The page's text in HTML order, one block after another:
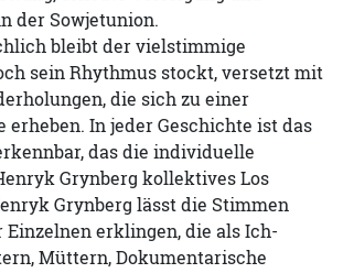
der Sowjetunion.
bleibt der vielstimmige
sein Rhythmus stockt, versetzt mit
die sich zu einer
erheben. In jeder Geschichte ist das
das die individuelle
Grynberg kollektives Los
Grynberg lässt die Stimmen
Einzelnen erklingen, die als Ich-
Müttern, Dokumentarische